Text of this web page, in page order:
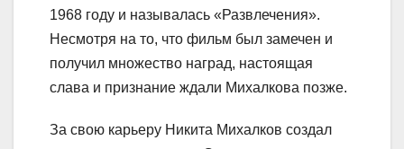
1968 году и называлась «Развлечения».
Несмотря на то, что фильм был замечен и
получил множество наград, настоящая
слава и признание ждали Михалкова позже.
За свою карьеру Никита Михалков создал